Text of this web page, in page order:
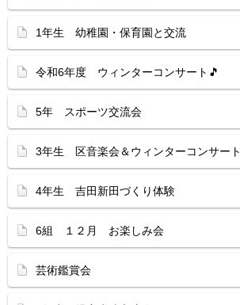
1年生 幼稚園・保育園と交流
令和6年度 ウィンターコンサート🎵
5年 スポーツ交流会
3年生 区音楽会＆ウィンターコンサート
4年生 吉田新田づくり体験
6組 １２月 お楽しみ会
芸術鑑賞会